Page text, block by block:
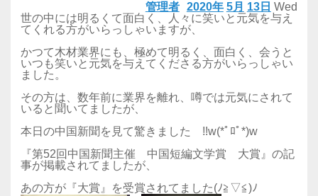
2020年 5月 13日 Wed
管理者
世の中には明るくて面白く、人々に笑いと元気を与え
てくれる方がいらっしゃいますが、
かつて木材業界にも、極めて明るく、面白く、会うと
いつも笑いと元気を与えてくださる方がいらっしゃい
ました。
その方は、数年前に業界を離れ、噂では元気にされて
いると聞いてましたが、
本日の中国新聞を見て驚きました !!w(*ﾟﾛﾟ*)w
『第52回中国新聞主催 中国短編文学賞 大賞』の記
事が掲載されてましたが、
あの方が『大賞』を受賞されてました(ﾉ≧▽≦)ﾉ